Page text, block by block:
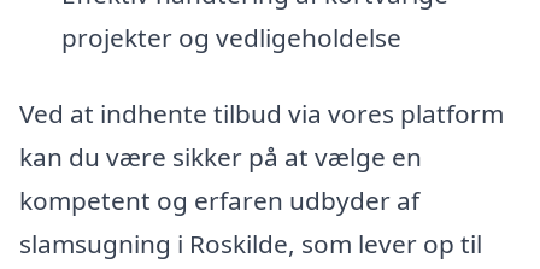
projekter og vedligeholdelse
Ved at indhente tilbud via vores platform
kan du være sikker på at vælge en
kompetent og erfaren udbyder af
slamsugning i Roskilde, som lever op til